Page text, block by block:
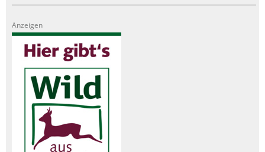
Anzeigen